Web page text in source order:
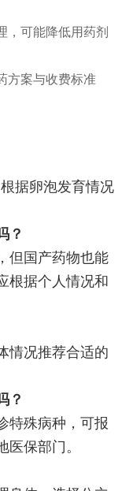
，可能降低用药剂
方案与收费标准
据卵泡发育情况
？
但国产药物也能
根据个人情况和
情况推荐合适的
？
特殊病种，可报
保部门。